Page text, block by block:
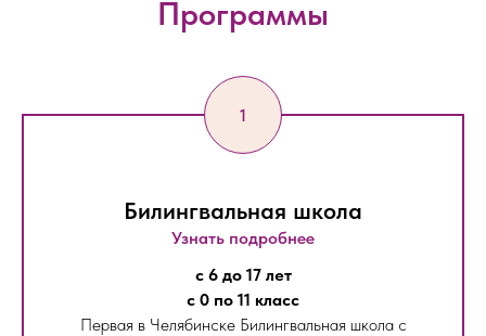
Программы
Билингвальная школа
Узнать подробнее
с 6 до 17 лет
с 0 по 11 класс
Первая в Челябинске Билингвальная школа с